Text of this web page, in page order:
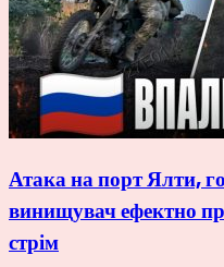
Атака на порт Ялти,
винищувач ефектно
стрім